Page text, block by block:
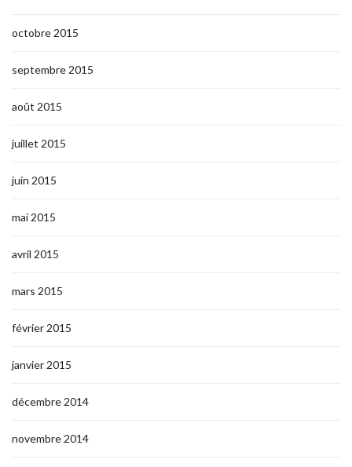
octobre 2015
septembre 2015
août 2015
juillet 2015
juin 2015
mai 2015
avril 2015
mars 2015
février 2015
janvier 2015
décembre 2014
novembre 2014